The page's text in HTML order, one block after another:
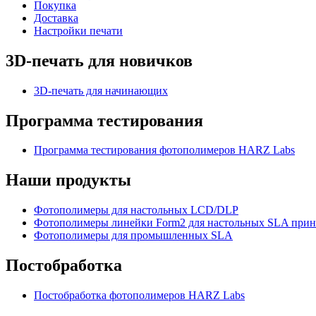
Покупка
Доставка
Настройки печати
3D-печать для новичков
3D-печать для начинающих
Программа тестирования
Программа тестирования фотополимеров HARZ Labs
Наши продукты
Фотополимеры для настольных LCD/DLP
Фотополимеры линейки Form2 для настольных SLA
Фотополимеры для промышленных SLA
Постобработка
Постобработка фотополимеров HARZ Labs